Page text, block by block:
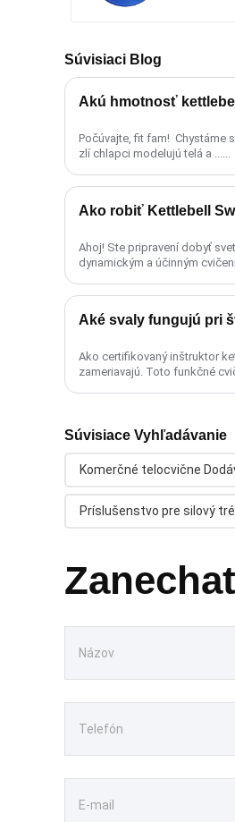
Súvisiaci Blog
Akú hmotnosť
Počúvajte, fit fam!
zlí chlapci modelujú telá a ......
Ako robiť Kettlebell
Ahoj! Ste pripravení dobyť
dynamickým a účinným
Aké svaly fungujú pri
Ako certifikovaný inštruktor
zameriavajú. Toto funkčné
Súvisiace Vyhľadávanie
Komerčné telocvične
Príslušenstvo pre silový